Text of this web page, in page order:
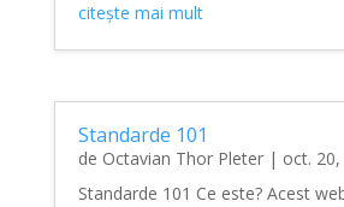
citește mai mult
Standarde 101
de Octavian Thor Pleter| oct.
Standarde 101 Ce este? Acest